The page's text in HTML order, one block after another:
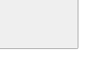
Buscar